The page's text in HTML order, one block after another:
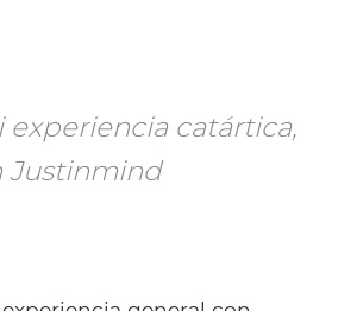
experiencia catártica,
Justinmind